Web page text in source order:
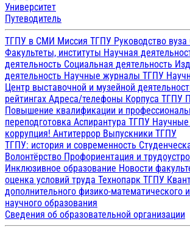
Университет
Путеводитель
ТГПУ в СМИ Миссия ТГПУ Руководство вуза
Факультеты, институты Научная
деятельность Социальная деятельность
деятельность Научные журналы ТГПУ
Центр выставочной и музейной
рейтингах Адреса/телефоны Корпуса ТГПУ
Повышение квалификации и
переподготовка Аспирантура ТГПУ
коррупция! Антитеррор Выпускники ТГПУ
ТГПУ: история и современность
Волонтёрство Профориентация и
Инклюзивное образование Новости
оценка условий труда Технопарк ТГПУ
дополнительного физико-математического
научного образования
Сведения об образовательной организации